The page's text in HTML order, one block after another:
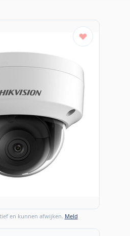
en kunnen afwijken. Meld